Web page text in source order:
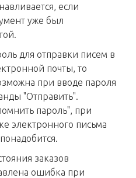
если
уже был
для отправки писем в
почты, то
при вводе пароля
"Отправить".
пароль", при
электронного письма
заказов
ошибка при